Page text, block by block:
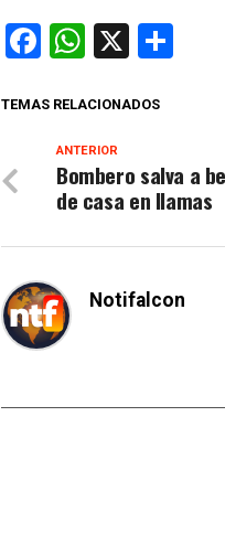
Facebook
WhatsApp
X
TEMAS RELACIONADOS
ANTERIOR
Bombero salva a
de casa en llamas
Notifalcon